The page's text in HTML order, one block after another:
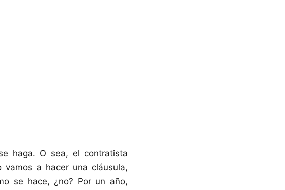
haga. O sea, el contratista
a hacer una cláusula,
se hace, ¿no? Por un año,